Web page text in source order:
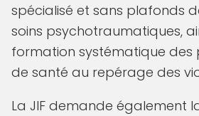
spécialisé et sans plafonds
soins psychotraumatiques,
formation systématique des
de santé au repérage des
La JIF demande également